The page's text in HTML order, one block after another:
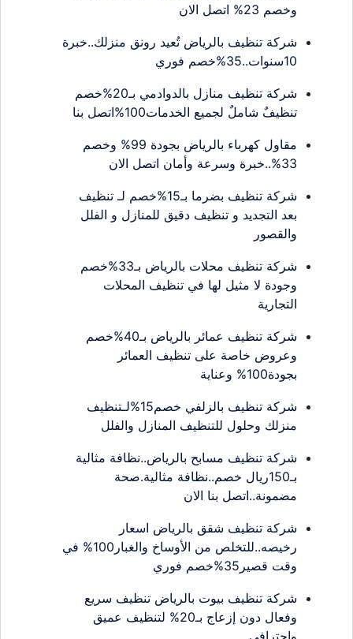
وخصم 23% اتصل الان
شركة تنظيف بالرياض تُعيد رونق منزلك..خبرة
10سنوات..35%خصم فوري
شركة تنظيف منازل بالدوادمي بـ20%خصم
تنظيفٌ شاملٌ لجميع الخدمات100%اتصل بنا
مقاول كهرباء بالرياض بجودة 99% وخصم
33%..خبرة وسرعة وأمان اتصل الان
شركة تنظيف بضرما بـ15%خصم لـ تنظيف
بعد التجديد و تنظيف دقيق للمنازل و الفلل
والقصور
شركة تنظيف محلات بالرياض بـ33%خصم
وجودة لا مثيل لها في تنظيف المحلات
التجارية
شركة تنظيف عمائر بالرياض بـ40%خصم
وعروض خاصة على تنظيف العمائر
بجودة100% وعناية
شركة تنظيف بالزلفي خصم15%لـتنظيف
منزلك وحلول للتنظيف المنازل والفلل
شركة تنظيف مسابح بالرياض..نظافة مثالية
بـ150ريال خصم..نظافة مثالية.صحة
مضمونة..اتصل بنا الان
شركة تنظيف شقق بالرياض اسعار
رخيصه..للتخلص من الأوساخ والغبار100% في
وقت قصير35%خصم فوري
شركة تنظيف بيوت بالرياض تنظيف سريع
وفعال دون إزعاج بـ20% لتنظيف عميق
واحترافي